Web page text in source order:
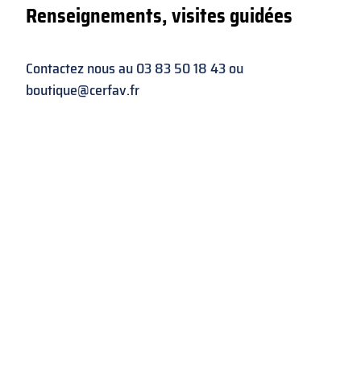
Renseignements, visites guidées
Contactez nous au03 83 50 18 43ou
boutique@cerfav.fr